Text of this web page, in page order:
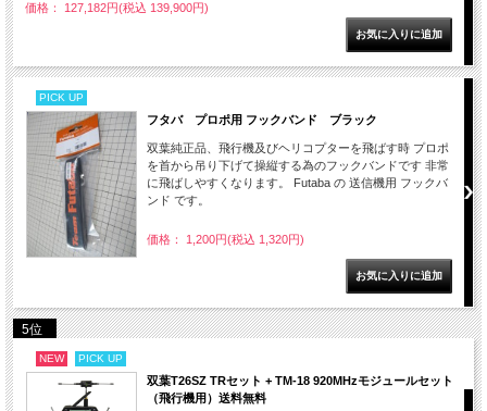
価格： 127,182円(税込 139,900円)
PICK UP
フタバ プロポ用 フックバンド ブラック
双葉純正品、飛行機及びヘリコプターを飛ばす時 プロポ
を首から吊り下げて操縦する為のフックバンドです 非常
に飛ばしやすくなります。 Futaba の 送信機用 フックバ
ンド です。
価格： 1,200円(税込 1,320円)
5位
NEW PICK UP
双葉T26SZ TRセット + TM-18 920MHzモジュールセット
（飛行機用）送料無料